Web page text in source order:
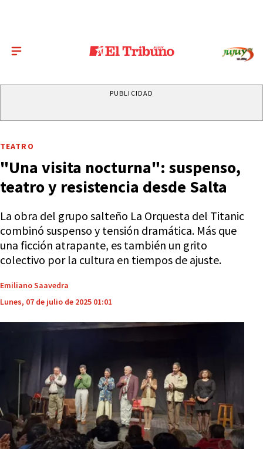
PUBLICIDAD
TEATRO
"Una visita nocturna": suspenso,
teatro y resistencia desde Salta
La obra del grupo salteño La Orquesta del Titanic
combinó suspenso y tensión dramática. Más que
una ficción atrapante, es también un grito
colectivo por la cultura en tiempos de ajuste.
Emiliano Saavedra
Lunes, 07 de julio de 2025 01:01